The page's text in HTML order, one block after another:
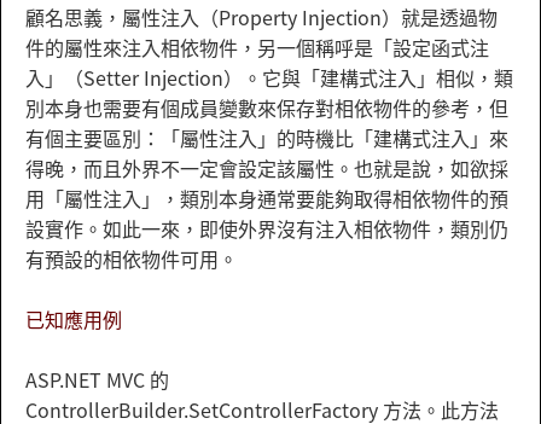
顧名思義，屬性注入（Property Injection）就是透過物
件的屬性來注入相依物件，另一個稱呼是「設定函式注
入」（Setter Injection）。它與「建構式注入」相似，類
別本身也需要有個成員變數來保存對相依物件的參考，但
有個主要區別：「屬性注入」的時機比「建構式注入」來
得晚，而且外界不一定會設定該屬性。也就是說，如欲採
用「屬性注入」，類別本身通常要能夠取得相依物件的預
設實作。如此一來，即使外界沒有注入相依物件，類別仍
有預設的相依物件可用。
已知應用例
ASP.NET MVC 的
ControllerBuilder.SetControllerFactory 方法。此方法